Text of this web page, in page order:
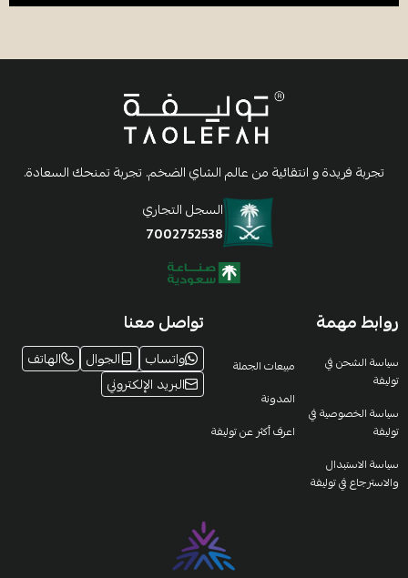
تجربة فريدة و انتقائية من عالم الشاي الضخم. تجربة تمنحك السعادة.
السجل التجاري
7002752538
روابط مهمة
سياسة الشحن في
توليفة
سياسة الخصوصية في
توليفة
سياسة الاستبدال
والاسترجاع في توليفة
مبيعات الجملة
المدونة
اعرف أكثر عن توليفة
تواصل معنا
واتساب الجوال
الهاتف
البريد الإلكتروني